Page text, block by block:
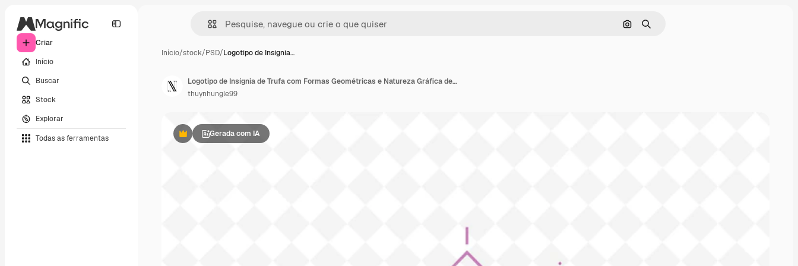
Criar
Início
Buscar
Stock
Explorar
Todas as ferramentas
Pesquisar por imagem
Buscar
Início/stock/PSD/Logotipo de Insígnia…
PremiumGerada com IA
Logotipo de Insígnia de Trufa com Formas Geométricas e Natureza Gráfica de Pássaros Coleções de Design Vector de Ervas
thuynhungle99